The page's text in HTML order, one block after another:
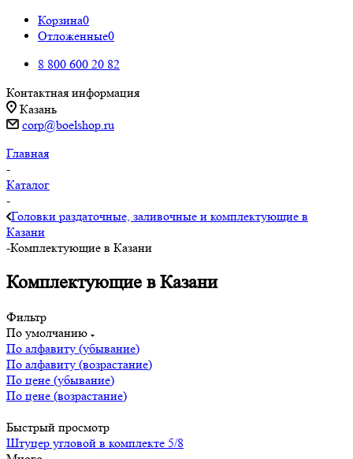
Корзина0
Отложенные0
8 800 600 20 82
Контактная информация
Казань
corp@boelshop.ru
Главная
-
Каталог
-
Головки раздаточные, заливочные и комплектующие в
Казани
-Комплектующие в Казани
Комплектующие в Казани
Фильтр
По умолчанию
По алфавиту (убывание)
По алфавиту (возрастание)
По цене (убывание)
По цене (возрастание)
Быстрый просмотр
Штуцер угловой в комплекте 5/8